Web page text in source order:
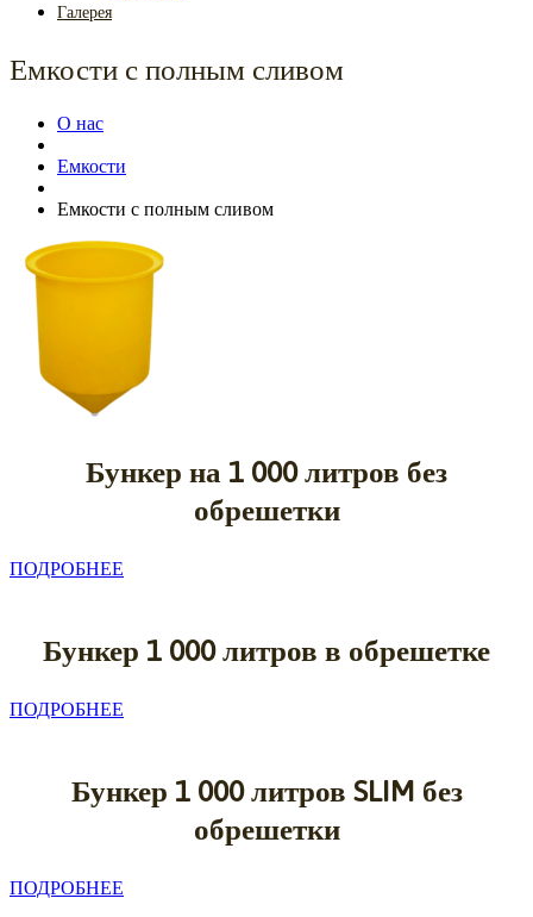
Галерея
Емкости с полным сливом
О нас
Емкости
Емкости с полным сливом
Бункер на 1 000 литров без
обрешетки
ПОДРОБНЕЕ
Бункер 1 000 литров в обрешетке
ПОДРОБНЕЕ
Бункер 1000 литров SLIM без
обрешетки
ПОДРОБНЕЕ